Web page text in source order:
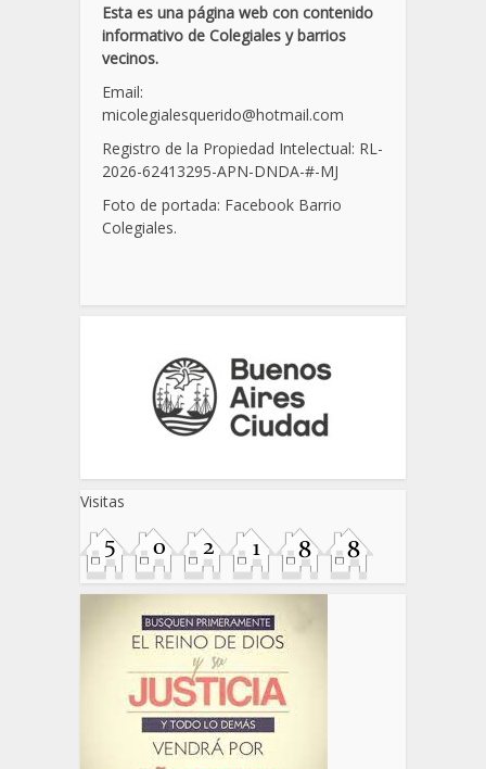
Esta es una página web con contenido
informativo de Colegiales y barrios
vecinos.
Email:
micolegialesquerido@hotmail.com
Registro de la Propiedad Intelectual: RL-
2026-62413295-APN-DNDA-#-MJ
Foto de portada: Facebook Barrio
Colegiales.
Visitas